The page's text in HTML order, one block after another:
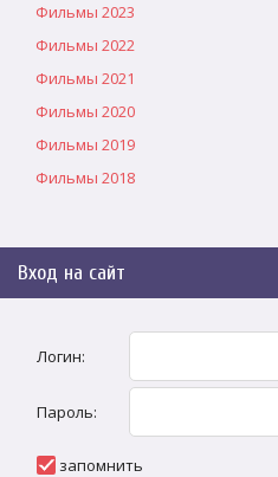
Фильмы 2023
Фильмы 2022
Фильмы 2021
Фильмы 2020
Фильмы 2019
Фильмы 2018
Вход на сайт
Логин:
Пароль:
запомнить